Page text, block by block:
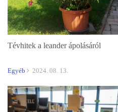
Tévhitek a leander ápolásáról
Egyéb 2024. 08. 13.